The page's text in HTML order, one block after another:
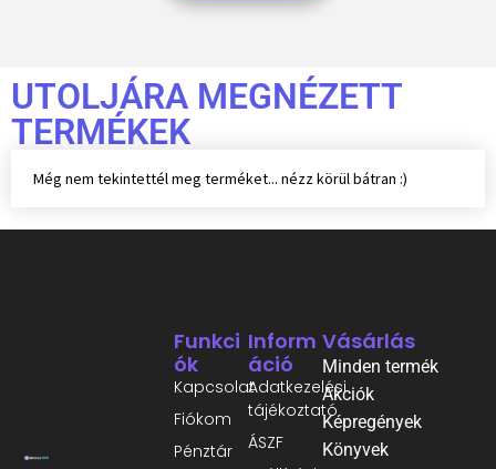
UTOLJÁRA MEGNÉZETT
TERMÉKEK
Még nem tekintettél meg terméket... nézz körül bátran :)
Inform
Áció
Adatkezelési
tájékoztató
ÁSZF
Funkci
Ók
Kapcsolat
Fiókom
Pénztár
Vásárlás
Minden termék
Akciók
Képregények
Könyvek